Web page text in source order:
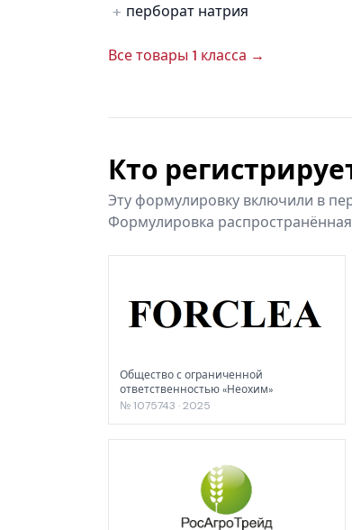
перборат натрия
Все товары 1 класса →
Кто
Эту формулировку включили в
Формулировка
Общество с ограниченной
ответственностью «Неохим»
№ 1075743 · 2025